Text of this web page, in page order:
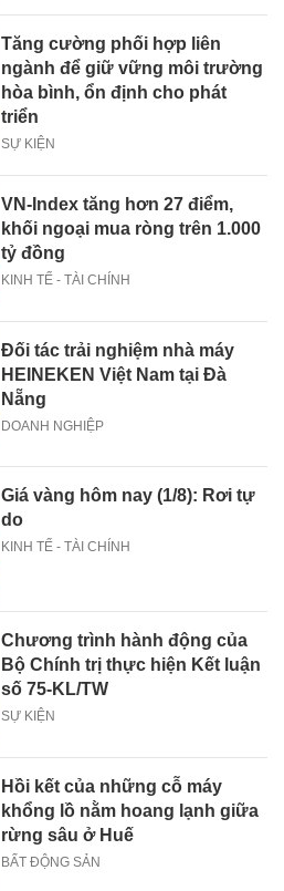
Tăng cường phối hợp liên
ngành để giữ vững môi trường
hòa bình, ổn định cho phát
triển
SỰ KIỆN
VN-Index tăng hơn 27 điểm,
khối ngoại mua ròng trên 1.000
tỷ đồng
KINH TẾ - TÀI CHÍNH
Đối tác trải nghiệm nhà máy
HEINEKEN Việt Nam tại Đà
Nẵng
DOANH NGHIỆP
Giá vàng hôm nay (1/8): Rơi tự
do
KINH TẾ - TÀI CHÍNH
Chương trình hành động của
Bộ Chính trị thực hiện Kết luận
số 75-KL/TW
SỰ KIỆN
Hồi kết của những cỗ máy
khổng lồ nằm hoang lạnh giữa
rừng sâu ở Huế
BẤT ĐỘNG SẢN